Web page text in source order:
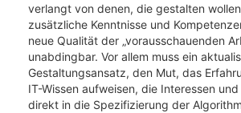
verlangt von denen, die gestalten
zusätzliche Kenntnisse und
neue Qualität der „vorausschauenden
unabdingbar. Vor allem muss ein
Gestaltungsansatz, den Mut, das
IT-Wissen aufweisen, die Interessen
direkt in die Spezifizierung der